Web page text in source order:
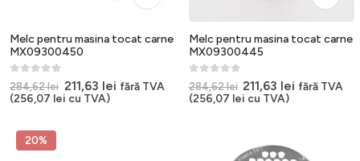
Melc pentru masina tocat carne
MX09300450
0out of 5
284,62lei Prețul
inițial
211,63 leiPrețul
fără TVA
(256,07 lei cu TVA)
Melc pentru masina tocat carne
MX09300445
0out of 5
284,62lei Prețul
inițial
211,63 lei Prețul
fără TVA
(256,07 lei cu TVA)
20%